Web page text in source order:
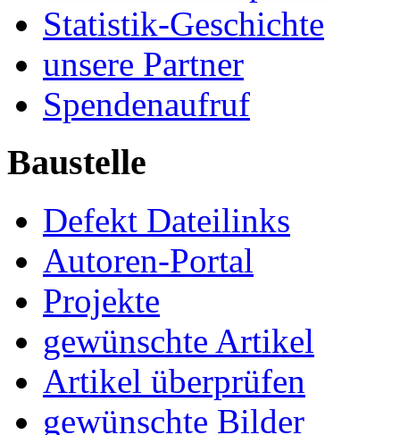
Statistik-Geschichte
unsere Partner
Spendenaufruf
Baustelle
Defekt Dateilinks
Autoren-Portal
Projekte
gewünschte Artikel
Artikel überprüfen
gewünschte Bilder